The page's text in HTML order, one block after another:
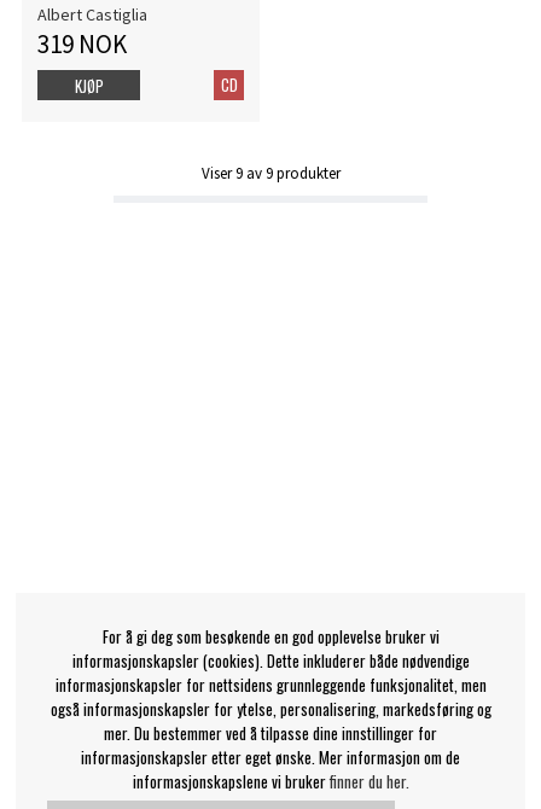
Albert Castiglia
319 NOK
CD
KJØP
Viser9av9produkter
For å gi deg som besøkende en god opplevelse bruker vi
informasjonskapsler (cookies). Dette inkluderer både nødvendige
informasjonskapsler for nettsidens grunnleggende funksjonalitet, men
også informasjonskapsler for ytelse, personalisering, markedsføring og
mer. Du bestemmer ved å tilpasse dine innstillinger for
informasjonskapsler etter eget ønske. Mer informasjon om de
informasjonskapslene vi brukerfinner du her.